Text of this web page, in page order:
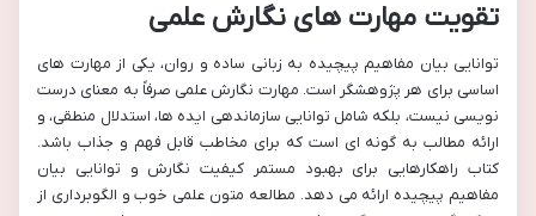
تقویت مهارت های نگارش علمی
توانایی بیان مفاهیم پیچیده به زبانی ساده و روان، یکی از مهارت های
اساسی برای هر پژوهشگر است. مهارت نگارش علمی صرفاً به معنای درست
نویسی نیست، بلکه شامل توانایی سازماندهی ایده ها، استدلال منطقی، و
ارائه مطالب به گونه ای است که برای مخاطب قابل فهم و جذاب باشد.
کتاب راهکارهایی برای بهبود مستمر کیفیت نگارش و توانایی بیان
مفاهیم پیچیده ارائه می دهد. مطالعه متون علمی خوب و الگوبرداری از